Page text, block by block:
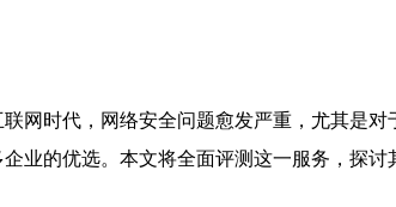
网时代，网络安全问题愈发严重，尤其是
业的优选。本文将全面评测这一服务，探